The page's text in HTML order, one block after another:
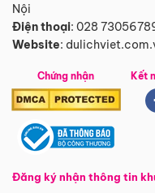
Nội
Điện thoại: 028
Website:
Chứng nhận
Đăng ký nhận thông tin
Kết